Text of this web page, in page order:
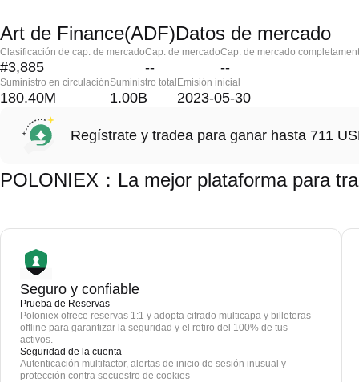
Art de Finance(ADF)Datos de mercado
Clasificación de cap. de mercado
#3,885
Cap. de mercado
--
Cap. de mercado
--
Suministro en circulación
180.40M
Suministro total
1.00B
Emisión inicial
2023-05-30
Regístrate y tradea para ganar hasta 711
POLONIEX：La mejor plataforma para
Seguro y confiable
Prueba de Reservas
Poloniex ofrece reservas 1:1 y adopta cifrado multicapa y billeteras
offline para garantizar la seguridad y el retiro del 100% de tus
activos.
Seguridad de la cuenta
Autenticación multifactor, alertas de inicio de sesión inusual y
protección contra secuestro de cookies